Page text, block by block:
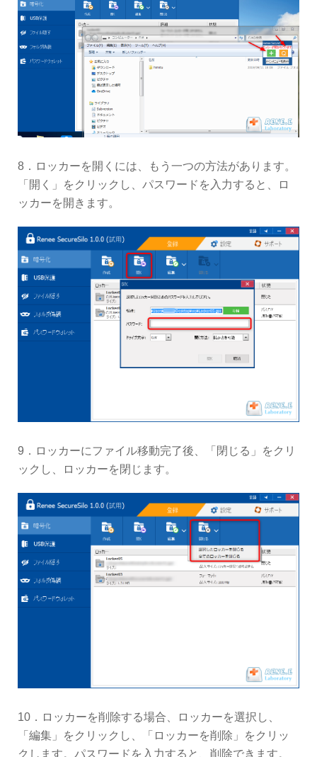
8．ロッカーを開くには、もう一つの方法があります。
「開く」をクリックし、パスワードを入力すると、ロ
ッカーを開きます。
9．ロッカーにファイル移動完了後、「閉じる」をクリ
ックし、ロッカーを閉じます。
10．ロッカーを削除する場合、ロッカーを選択し、
「編集」をクリックし、「ロッカーを削除」をクリッ
クします。パスワードを入力すると、削除できます。